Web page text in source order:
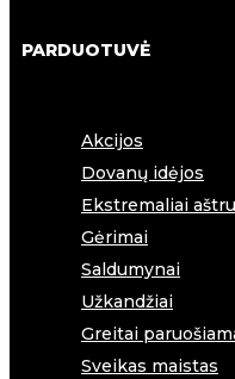
PARDUOTUVĖ
Akcijos
Dovanų idėjos
Ekstremaliai aštru
Gėrimai
Saldumynai
Užkandžiai
Greitai
Sveikas maistas